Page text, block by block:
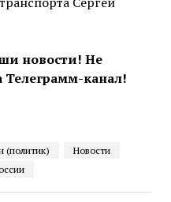
новости! Не
Телеграмм-канал!
(политик)
Новости